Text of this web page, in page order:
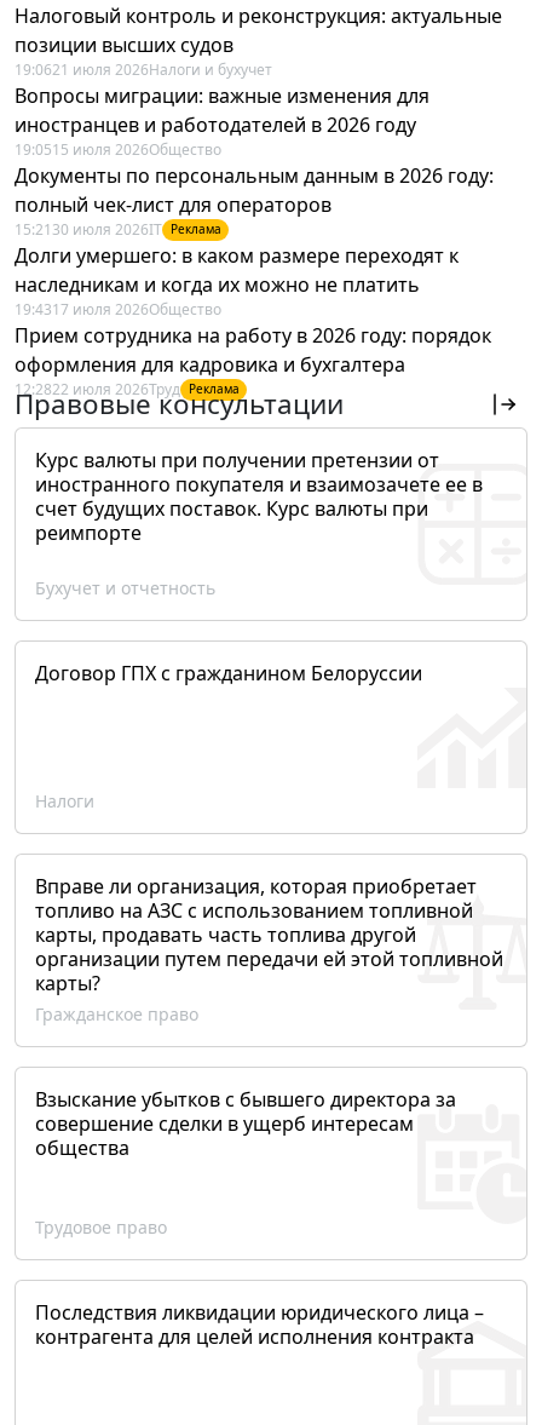
Налоговый контроль и реконструкция: актуальные
позиции высших судов
19:0621 июля 2026Налоги и бухучет
Вопросы миграции: важные изменения для
иностранцев и работодателей в 2026 году
19:0515 июля 2026Общество
Документы по персональным данным в 2026 году:
полный чек-лист для операторов
15:21 30 июля 2026IT Реклама
Долги умершего: в каком размере переходят к
наследникам и когда их можно не платить
19:4317 июля 2026Общество
Прием сотрудника на работу в 2026 году: порядок
оформления для кадровика и бухгалтера
12:2822 июля 2026Труд Реклама
Правовые консультации
Курс валюты при получении претензии от
иностранного покупателя и взаимозачете ее в
счет будущих поставок. Курс валюты при
реимпорте
Бухучет и отчетность
Договор ГПХ с гражданином Белоруссии
Налоги
Вправе ли организация, которая приобретает
топливо на АЗС с использованием топливной
карты, продавать часть топлива другой
организации путем передачи ей этой топливной
карты?
Гражданское право
Взыскание убытков с бывшего директора за
совершение сделки в ущерб интересам
общества
Трудовое право
Последствия ликвидации юридического лица –
контрагента для целей исполнения контракта